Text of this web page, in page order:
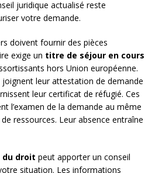
juridique actualisé reste
votre demande.
doivent fournir des pièces
exige un titre de séjour en cours
hors Union européenne.
joignent leur attestation de demande
leur certificat de réfugié. Ces
l’examen de la demande au même
ressources. Leur absence entraîne
du droit peut apporter un conseil
situation. Les informations